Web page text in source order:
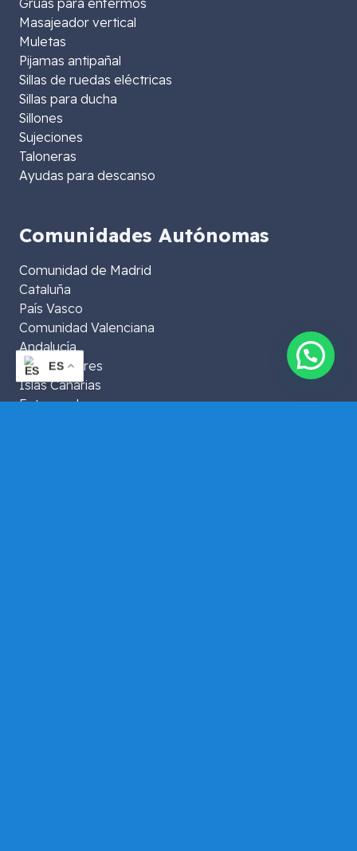
Masajeador vertical
Muletas
Pijamas antipañal
Sillas de ruedas eléctricas
Sillas para ducha
Sillones
Sujeciones
Taloneras
Ayudas para descanso
Comunidades Autónomas
Comunidad de Madrid
Cataluña
País Vasco
Comunidad Valenciana
Andalucía
Islas Baleares
Islas Canarias
Extremadura
ES